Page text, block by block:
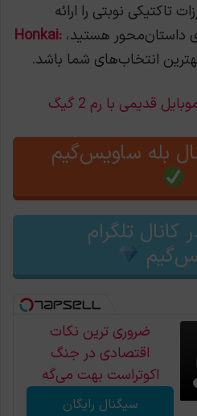
نوبتی را ارائه
داستان‌محور هستید، Honkai:
انتخاب‌های شما باشد.
قدیمی با رم 2 گیگ
بله ساویس‌گیم
تلگرام
ضروری ترین نکات
اقتصادی در جنگ
اکوتراست بهت می‌گه
سیگنال رایگان